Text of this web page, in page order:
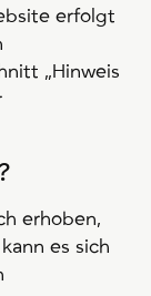
erfolgt
„Hinweis
erhoben,
es sich